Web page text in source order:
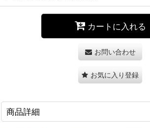
カートに入れる
お問い合わせ
お気に入り登録
商品詳細